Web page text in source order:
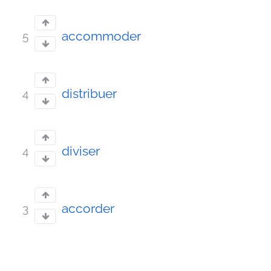
5 accommoder
4 distribuer
4 diviser
3 accorder